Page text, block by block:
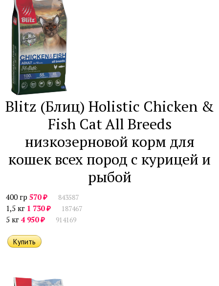
Blitz (Блиц) Holistic Chicken &
Fish Cat All Breeds
низкозерновой корм для
кошек всех пород с курицей и
рыбой
400 гр 570₽ 843587
1,5 кг 1 730₽ 187467
5 кг 4 950₽ 914169